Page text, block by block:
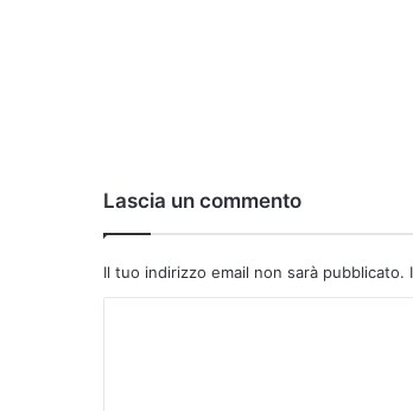
Lascia un commento
Il tuo indirizzo email non sarà pubblicato.